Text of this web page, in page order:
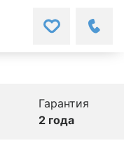
Гарантия
2 года